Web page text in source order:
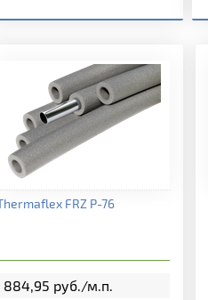
Подробная информация
FRZ P-76
884,95 руб./м.п.